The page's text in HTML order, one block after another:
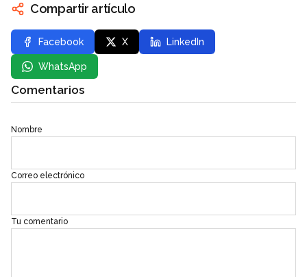
Compartir artículo
Facebook X LinkedIn
WhatsApp
Comentarios
Nombre
Correo electrónico
Tu comentario